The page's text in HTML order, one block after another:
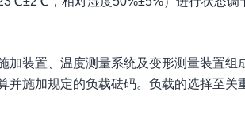
装置、温度测量系统及变形测量装置组
施加规定的负载砝码。负载的选择至关